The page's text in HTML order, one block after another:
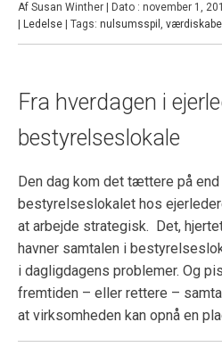
Af Susan Winther | Dato : november 1,
| Ledelse | Tags: nulsumsspil ,
Fra hverdagen i
bestyrelseslokale
Den dag kom det tættere på
bestyrelseslokalet hos
at arbejde strategisk. Det,
havner samtalen i
i dagligdagens problemer. Og
fremtiden – eller rettere –
at virksomheden kan opnå en